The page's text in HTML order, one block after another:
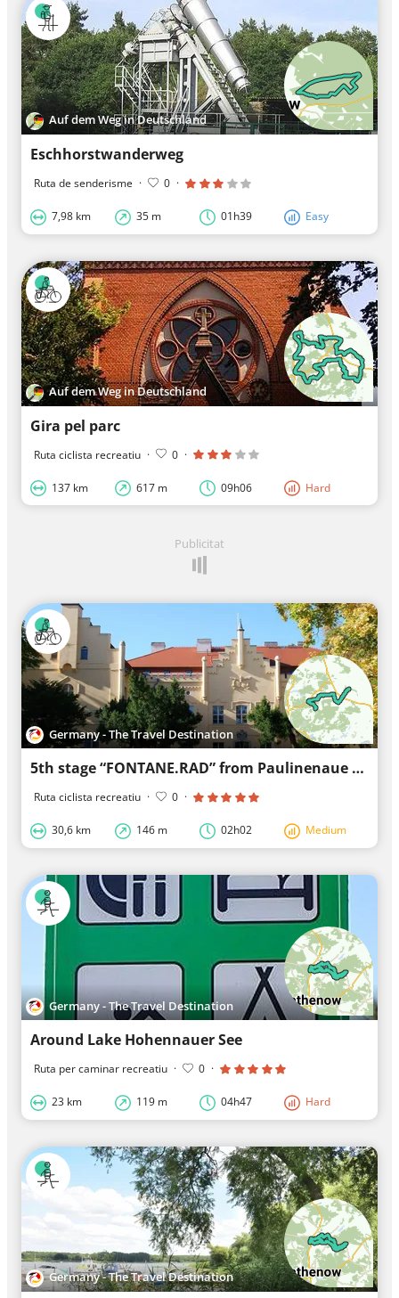
Auf dem Weg in Deutschland
Eschhorstwanderweg
Ruta de senderisme · 0 ·
7,98 km 35 m 01h39 Easy
Auf dem Weg in Deutschland
Gira pel parc
Ruta ciclista recreatiu · 0 ·
137 km 617 m 09h06 Hard
Publicitat
Germany - The Travel Destination
5th stage “FONTANE.RAD” from Paulinenaue to Nennhausen
Ruta ciclista recreatiu · 0 ·
30,6 km 146 m 02h02 Medium
Germany - The Travel Destination
Around Lake Hohennauer See
Ruta per caminar recreatiu · 0 ·
23 km 119 m 04h47 Hard
Germany - The Travel Destination